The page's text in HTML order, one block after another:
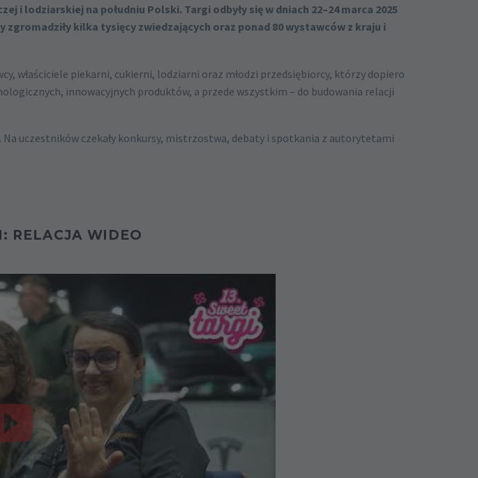
i lodziarskiej na południu Polski. Targi odbyły się w dniach 22–24 marca 2025
kilka tysięcy zwiedzających oraz ponad 80 wystawców z kraju i
właściciele piekarni, cukierni, lodziarni oraz młodzi przedsiębiorcy, którzy dopiero
innowacyjnych produktów, a przede wszystkim – do budowania relacji
uczestników czekały konkursy, mistrzostwa, debaty i spotkania z autorytetami
RELACJA WIDEO